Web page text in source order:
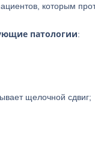
которым
патологии:
щелочной сдвиг;